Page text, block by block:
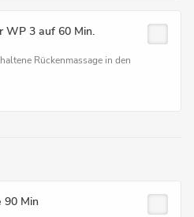
WP 3 auf 60 Min.
Rückenmassage in den
90 Min